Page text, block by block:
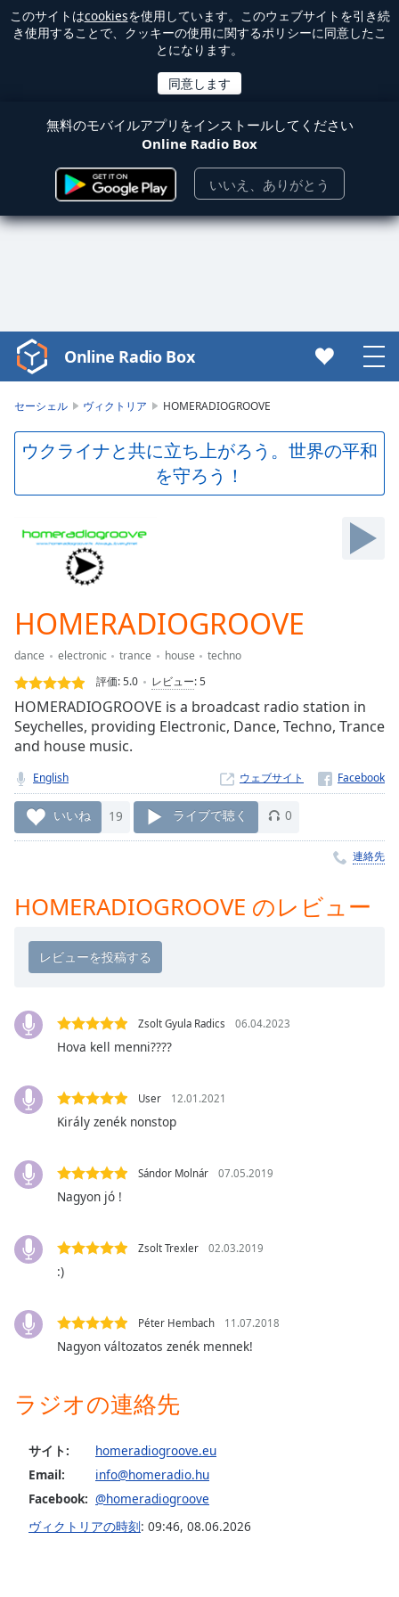
このサイトはcookiesを使用しています。このウェブサイトを引き続
き使用することで、クッキーの使用に関するポリシーに同意したこ
とになります。
無料のモバイルアプリをインストールしてください
Online Radio Box
いいえ、ありがとう
Video
Player
Play
Video
Skip
Skip
Forward
Loaded :
0.00%
Stream
TypeLIVE
Seek to
currently
behind
liveLIVE
Remaining
Time-
Playback
Chapters
Descriptions
off
selected
subtitles
settings,
settings
dialog
off
selected
Picture-
Fullscreen
modal
Online Radio Box
セーシェル ヴィクトリア HOMERADIOGROOVE
ウクライナと共に立ち上がろう。世界の平和
を守ろう！
HOMERADIOGROOVE
dance electronic trance house
techno
評価:5.0 レビュー:5
HOMERADIOGROOVE is a broadcast radio station in
Seychelles, providing Electronic, Dance, Techno, Trance
and house music.
English ウェブサイト
いいね 19 ライブで聴く 0
連絡先
HOMERADIOGROOVE のレビュー
Zsolt Gyula Radics 06.04.2023
Hova kell menni????
User 12.01.2021
Király zenék nonstop
Sándor Molnár 07.05.2019
Nagyon jó !
Zsolt Trexler 02.03.2019
:)
Péter Hembach 11.07.2018
Nagyon változatos zenék mennek!
ラジオの連絡先
サイト:
homeradiogroove.eu
Email:
info@homeradio.hu
Facebook: @homeradiogroove
ヴィクトリアの時刻: 09:46, 08.06.2026